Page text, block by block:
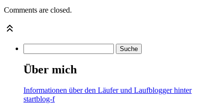
Comments are closed.
Über mich
Informationen über den Läufer und Laufblogger hinter
startblog-f